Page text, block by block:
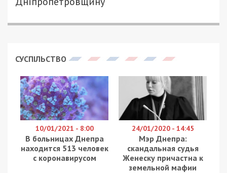
СУСПІЛЬСТВО
10/01/2021 - 8:00
В больницах Днепра
находится 513 человек
с коронавирусом
24/01/2020 - 14:45
Мэр Днепра:
скандальная судья
Женеску причастна к
земельной мафии